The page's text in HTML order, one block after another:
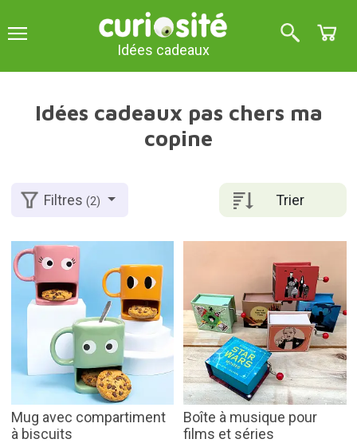
Idées cadeaux
Idées cadeaux pas chers ma
copine
Trier
Filtres(2)
Mug avec compartiment
à biscuits
Boîte à musique pour
films et séries